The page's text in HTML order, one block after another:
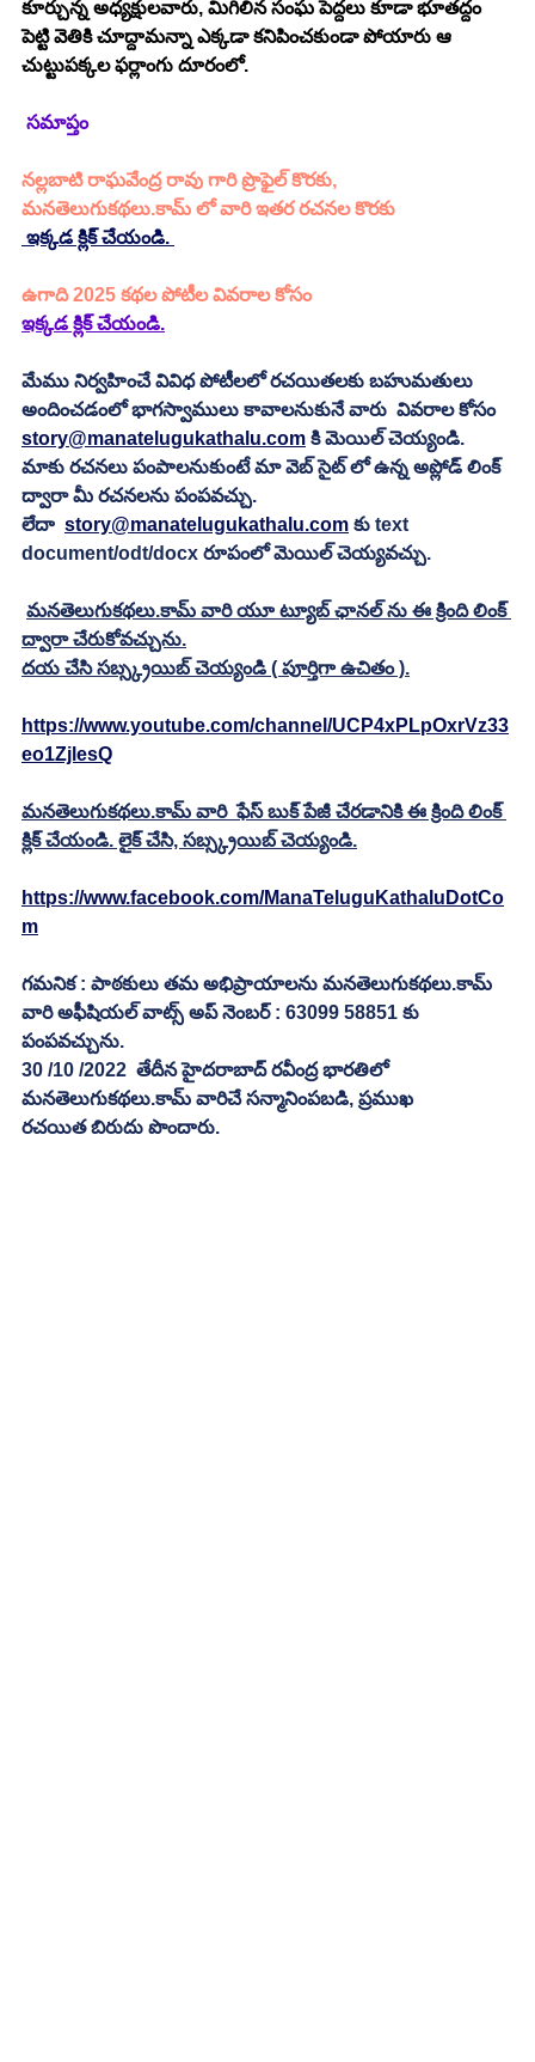
కూర్చున్న అధ్యక్షులవారు, మిగిలిన సంఘ పెద్దలు కూడా భూతద్దం
పెట్టి వెతికి చూద్దామన్నా ఎక్కడా కనిపించకుండా పోయారు ఆ
చుట్టుపక్కల ఫర్లాంగు దూరంలో.
సమాప్తం
నల్లబాటి రాఘవేంద్ర రావు గారి ప్రొఫైల్ కొరకు,
మనతెలుగుకథలు.కామ్ లో వారి ఇతర రచనల కొరకు
ఇక్కడ క్లిక్ చేయండి.
ఉగాది 2025 కథల పోటీల వివరాల కోసం
ఇక్కడ క్లిక్ చేయండి.
మేము నిర్వహించే వివిధ పోటీలలో రచయితలకు బహుమతులు
అందించడంలో భాగస్వాములు కావాలనుకునే వారు  వివరాల కోసం
story@manatelugukathalu.com కి మెయిల్ చెయ్యండి.
మాకు రచనలు పంపాలనుకుంటే మా వెబ్ సైట్ లో ఉన్న అప్లోడ్ లింక్
ద్వారా మీ రచనలను పంపవచ్చు.
లేదా story@manatelugukathalu.com కు text
document/odt/docx రూపంలో మెయిల్ చెయ్యవచ్చు.
మనతెలుగుకథలు.కామ్ వారి యూ ట్యూబ్ ఛానల్ ను ఈ క్రింది లింక్
ద్వారా చేరుకోవచ్చును.
దయ చేసి సబ్స్క్రయిబ్ చెయ్యండి ( పూర్తిగా ఉచితం ).
https://www.youtube.com/channel/UCP4xPLpOxrVz33
eo1ZjlesQ
మనతెలుగుకథలు.కామ్ వారి  ఫేస్ బుక్ పేజీ చేరడానికి ఈ క్రింది లింక్
క్లిక్ చేయండి. లైక్ చేసి, సబ్స్క్రయిబ్ చెయ్యండి.
https://www.facebook.com/ManaTeluguKathaluDotCo
m
గమనిక : పాఠకులు తమ అభిప్రాయాలను మనతెలుగుకథలు.కామ్
వారి అఫీషియల్ వాట్స్ అప్ నెంబర్ : 63099 58851 కు
పంపవచ్చును.
30 /10 /2022  తేదీన హైదరాబాద్ రవీంద్ర భారతిలో
మనతెలుగుకథలు.కామ్ వారిచే సన్మానింపబడి, ప్రముఖ
రచయిత బిరుదు పొందారు.